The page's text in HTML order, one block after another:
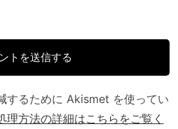
トを送信する
するために Akismet を使ってい
理方法の詳細はこちらをご覧く